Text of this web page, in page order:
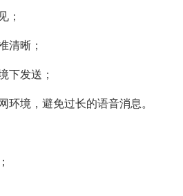
；
晰；
发送；
境，避免过长的语音消息。